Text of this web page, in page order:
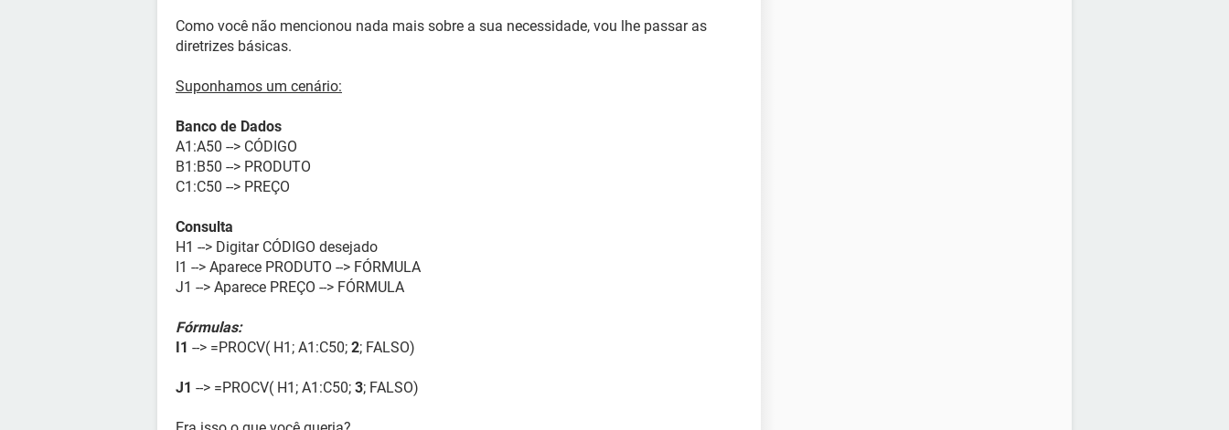
Como você não mencionou nada mais sobre a sua necessidade, vou lhe passar as
diretrizes básicas.
Suponhamos um cenário:
Banco de Dados
A1:A50 --> CÓDIGO
B1:B50 --> PRODUTO
C1:C50 --> PREÇO
Consulta
H1 --> Digitar CÓDIGO desejado
I1 --> Aparece PRODUTO --> FÓRMULA
J1 --> Aparece PREÇO --> FÓRMULA
Fórmulas:
I1 --> =PROCV( H1; A1:C50; 2; FALSO)
J1 --> =PROCV( H1; A1:C50; 3; FALSO)